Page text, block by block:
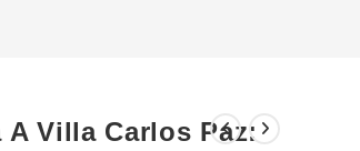
la
A Villa Carlos Paz: